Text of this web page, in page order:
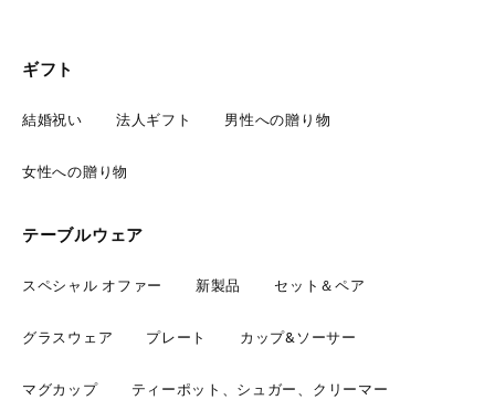
ギフト
結婚祝い 法人ギフト 男性への贈り物
女性への贈り物
テーブルウェア
スペシャル オファー 新製品 セット＆ペア
グラスウェア プレート カップ&ソーサー
マグカップ ティーポット、シュガー、クリーマー